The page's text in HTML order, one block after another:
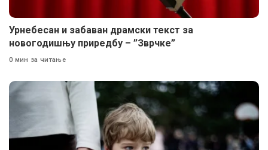
Урнебесан и забаван драмски текст за
новогодишњу приредбу – ”Зврчке”
0 мин за читање